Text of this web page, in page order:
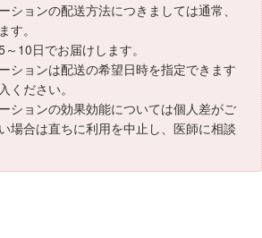
ションの配送方法につきましては通常、
す。
10日でお届けします。
ションは配送の希望日時を指定できます
ください。
ションの効果効能については個人差がご
場合は直ちに利用を中止し、医師に相談